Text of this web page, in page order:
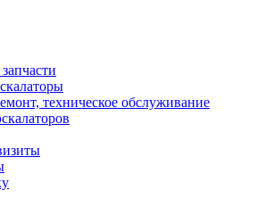
техническое обслуживание